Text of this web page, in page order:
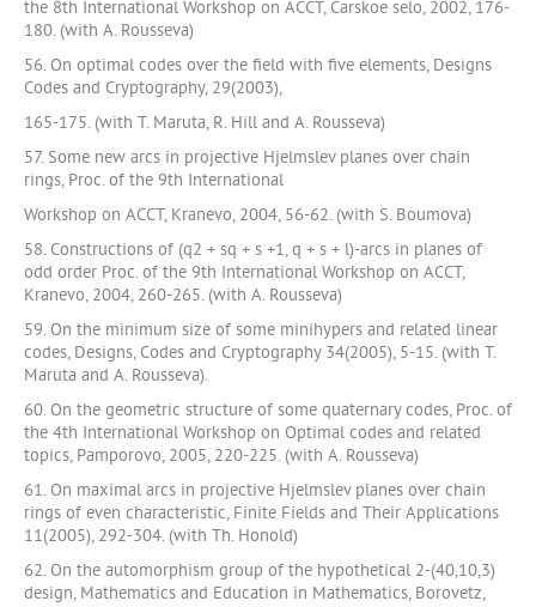
the 8th International Workshop on ACCT, Carskoe selo, 2002, 176-
180. (with A. Rousseva)
56. On optimal codes over the field with five elements, Designs
Codes and Cryptography, 29(2003),
165-175. (with T. Maruta, R. Hill and A. Rousseva)
57. Some new arcs in projective Hjelmslev planes over chain
rings, Proc. of the 9th International
Workshop on ACCT, Kranevo, 2004, 56-62. (with S. Boumova)
58. Constructions of (q2 + sq + s +1, q + s + l)-arcs in planes of
odd order Proc. of the 9th International Workshop on ACCT,
Kranevo, 2004, 260-265. (with A. Rousseva)
59. On the minimum size of some minihypers and related linear
codes, Designs, Codes and Cryptography 34(2005), 5-15. (with T.
Maruta and A. Rousseva).
60. On the geometric structure of some quaternary codes, Proc. of
the 4th International Workshop on Optimal codes and related
topics, Pamporovo, 2005, 220-225. (with A. Rousseva)
61. On maximal arcs in projective Hjelmslev planes over chain
rings of even characteristic, Finite Fields and Their Applications
11(2005), 292-304. (with Th. Honold)
62. On the automorphism group of the hypothetical 2-(40,10,3)
design, Mathematics and Education in Mathematics, Borovetz,